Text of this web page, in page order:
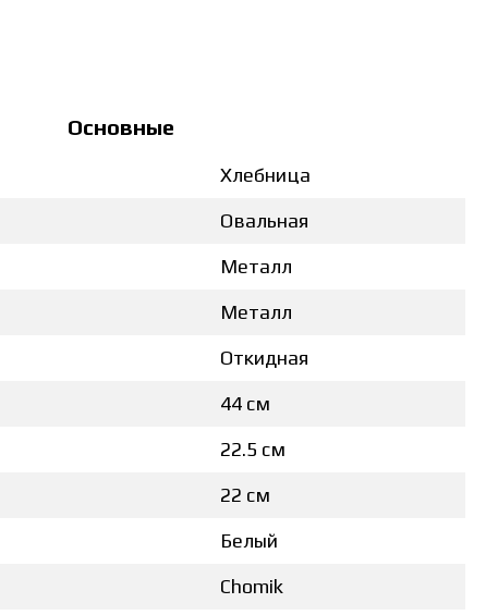
Основные
Хлебница
Овальная
Металл
Металл
Откидная
44 см
22.5 см
22 см
Белый
Chomik